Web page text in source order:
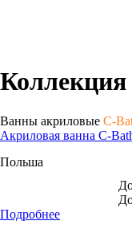
Ванны акриловые C-
Акриловая ванна C-
Польша
Подробнее